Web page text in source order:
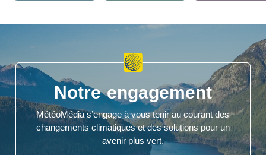
Notre engagement
MétéoMédia s’engage à vous tenir au courant des
changements climatiques et des solutions pour un
avenir plus vert.